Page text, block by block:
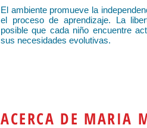
El ambiente promueve la
el proceso de aprendizaje. La
posible que cada niño encuentre
sus necesidades evolutivas.
ACERCA DE MARIA